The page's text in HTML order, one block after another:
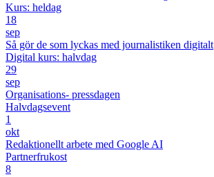
Kurs: heldag
18
sep
Så gör de som lyckas med journalistiken digitalt
Digital kurs: halvdag
29
sep
Organisations- pressdagen
Halvdagsevent
1
okt
Redaktionellt arbete med Google AI
Partnerfrukost
8